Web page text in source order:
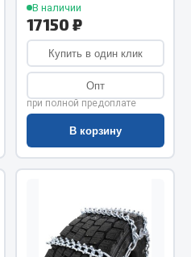
В наличии
17150 ₽
Купить в один клик
Опт
при полной предоплате
В корзину